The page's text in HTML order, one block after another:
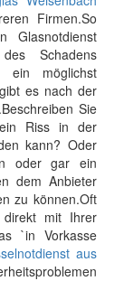
Firmen.So
Glasnotdienst
Schadens
ein möglichst
es nach der
Sie
Riss in der
kann? Oder
oder gar ein
dem Anbieter
zu können.Oft
mit Ihrer
`in Vorkasse
aus